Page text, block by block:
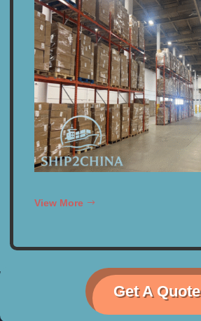
View More
Get A Quote